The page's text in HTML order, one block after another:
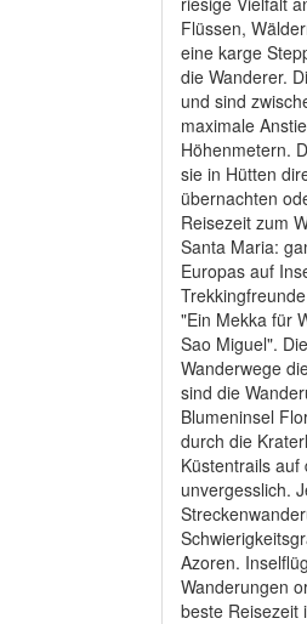
Flüssen,
eine karge
die Wanderer.
und sind
maximale
Höhenmetern.
sie in Hütten
übernachten
Reisezeit zum
Santa Maria:
Europas auf
"Ein Mekka für
Sao Miguel".
Wanderwege
sind die
Blumeninsel
durch die
Küstentrails auf
unvergesslich.
Azoren.
Wanderungen
beste Reisezeit